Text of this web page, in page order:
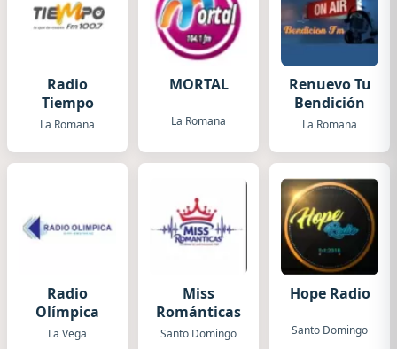
Radio
Tiempo
La Romana
MORTAL
La Romana
Renuevo Tu
Bendición
La Romana
Radio
Olímpica
La Vega
Miss
Románticas
Santo Domingo
Hope Radio
Santo Domingo